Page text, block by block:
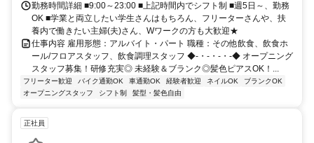
勤務時間詳細 ■9:00～23:00 ■上記時間内でシフト制 ■週5日～、勤務
OK ■学業と両立したい学生さんはもちろん、フリーターさんや、扶
養内で働きたい主婦(夫)さん、Wワークの方も大歓迎★
仕事内容 雇用形態：アルバイト・パート 職種：その他飲食、飲食ホ
ール/フロアスタッフ、飲食調理スタッフ ◆-・-・-・-◆ オープニング
スタッフ募集！研修充実◎ 未経験＆ブランク◎髪色ピアスOK！...
フリーター歓迎 バイク通勤OK 車通勤OK 経験者歓迎 ネイルOK
ブランクOK
オープニングスタッフ
シフト制 髪型・髪色自由
正社員